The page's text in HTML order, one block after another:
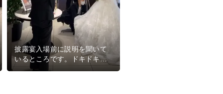
披露宴入場前に説明を聞いて
いるところです。ドキドキワ
クワクの瞬間です。